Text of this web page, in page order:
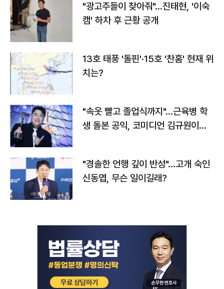
"광고주들이 찾아줘"…진태현, '이숙
캠' 하차 후 근황 공개
13호 태풍 '돌핀'·15호 '찬홈' 현재 위
치는?
"속옷 빨고 졸업식까지"…근육병 학
생 돌본 공익, 코미디언 김규원이었
"경솔한 언행 깊이 반성"…고개 숙인
신동엽, 무슨 일이길래?